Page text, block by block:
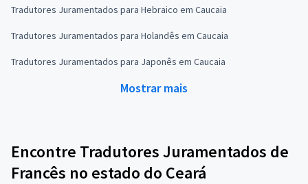
Tradutores Juramentados para Hebraico em Caucaia
Tradutores Juramentados para Holandês em Caucaia
Tradutores Juramentados para Japonês em Caucaia
Mostrar mais
Encontre Tradutores Juramentados de
Francês no estado do Ceará